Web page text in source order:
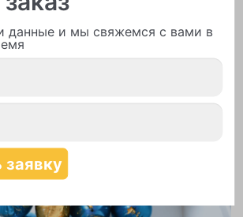
из шаров
данные и мы свяжемся с вами в